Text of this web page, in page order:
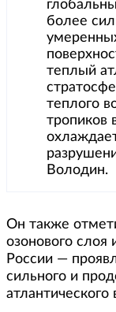
более
теплый
теплого
тропиков
Володин.
Он также
озонового
России —
сильного и
атлантического